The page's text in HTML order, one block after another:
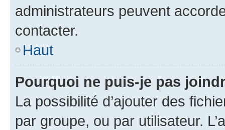
administrateurs peuvent
contacter.
Haut
Pourquoi ne puis-je pas
La possibilité d’ajouter des
par groupe, ou par utilisateur.